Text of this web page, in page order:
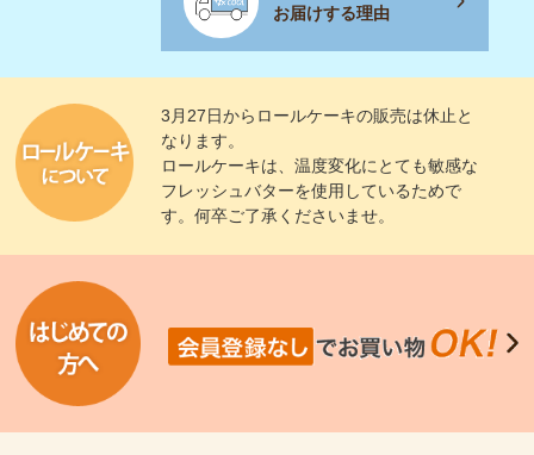
お届けする理由
3月27日からロールケーキの販売は休止と
なります。
ロールケーキは、温度変化にとても敏感な
フレッシュバターを使用しているためで
す。何卒ご了承くださいませ。